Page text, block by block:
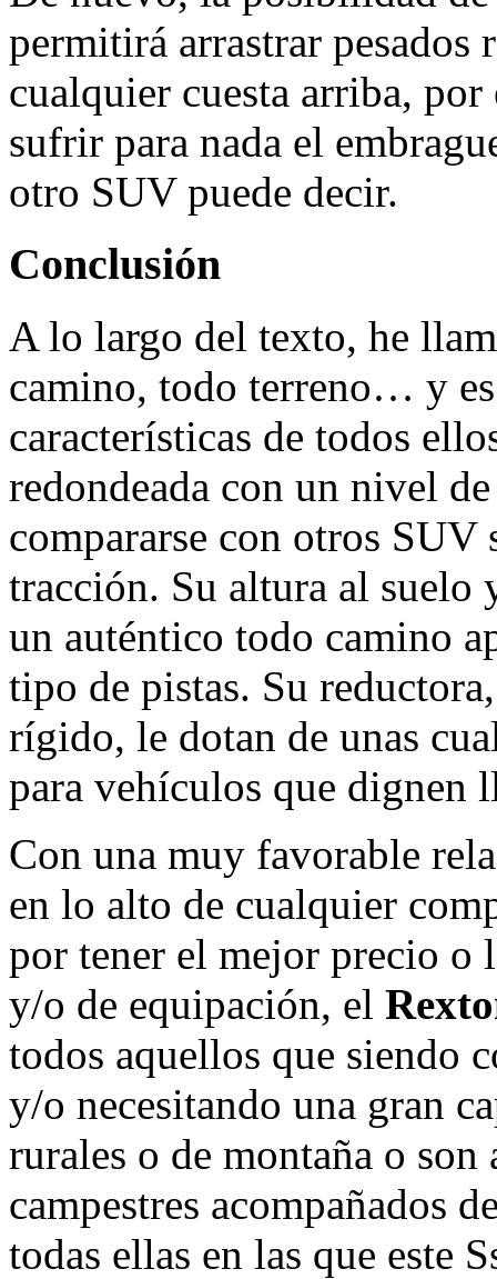
permitirá arrastrar pesados
cualquier cuesta arriba, por
sufrir para nada el
otro SUV puede decir.
Conclusión
A lo largo del texto, he
camino, todo terreno… y
características de todos
redondeada con un nivel
compararse con otros SUV
tracción. Su altura al suelo
un auténtico todo camino
tipo de pistas. Su
rígido, le dotan de unas
para vehículos que dignen
Con una muy favorable
en lo alto de cualquier
por tener el mejor precio o
y/o de equipación, el
todos aquellos que siendo
y/o necesitando una gran
rurales o de montaña o
campestres acompañados
todas ellas en las que este